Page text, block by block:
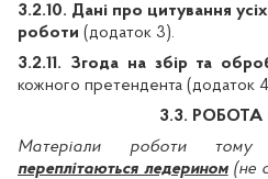
3.2.10. Дані про цитування
роботи (додаток 3).
3.2.11. Згода на збір та
кожного претендента (додаток
3.3. РОБОТА
Матеріали роботи
переплітаються ледерином (не